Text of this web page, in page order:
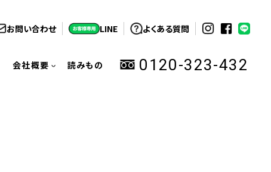
お問い合わせ LINE よくある質問
会社概要 読みもの 0120-323-432